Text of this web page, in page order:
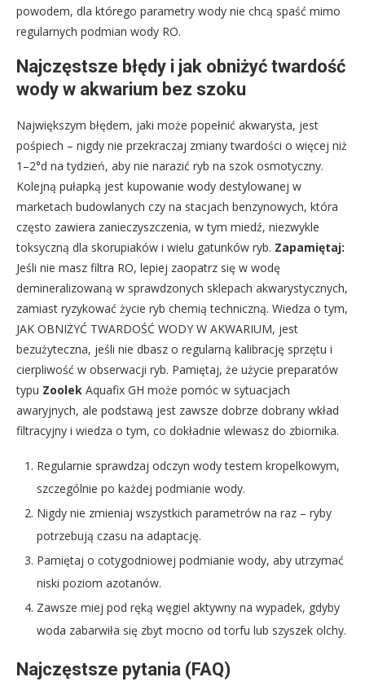
powodem, dla którego parametry wody nie chcą spaść mimo
regularnych podmian wody RO.
Najczęstsze błędy i jak obniżyć twardość
wody w akwarium bez szoku
Największym błędem, jaki może popełnić akwarysta, jest
pośpiech – nigdy nie przekraczaj zmiany twardości o więcej niż
1–2°d na tydzień, aby nie narazić ryb na szok osmotyczny.
Kolejną pułapką jest kupowanie wody destylowanej w
marketach budowlanych czy na stacjach benzynowych, która
często zawiera zanieczyszczenia, w tym miedź, niezwykle
toksyczną dla skorupiaków i wielu gatunków ryb. Zapamiętaj:
Jeśli nie masz filtra RO, lepiej zaopatrz się w wodę
demineralizowaną w sprawdzonych sklepach akwarystycznych,
zamiast ryzykować życie ryb chemią techniczną. Wiedza o tym,
JAK OBNIŻYĆ TWARDOŚĆ WODY W AKWARIUM, jest
bezużyteczna, jeśli nie dbasz o regularną kalibrację sprzętu i
cierpliwość w obserwacji ryb. Pamiętaj, że użycie preparatów
typu Zoolek Aquafix GH może pomóc w sytuacjach
awaryjnych, ale podstawą jest zawsze dobrze dobrany wkład
filtracyjny i wiedza o tym, co dokładnie wlewasz do zbiornika.
Regularnie sprawdzaj odczyn wody testem kropelkowym,
szczególnie po każdej podmianie wody.
Nigdy nie zmieniaj wszystkich parametrów na raz – ryby
potrzebują czasu na adaptację.
Pamiętaj o cotygodniowej podmianie wody, aby utrzymać
niski poziom azotanów.
Zawsze miej pod ręką węgiel aktywny na wypadek, gdyby
woda zabarwiła się zbyt mocno od torfu lub szyszek olchy.
Najczęstsze pytania (FAQ)